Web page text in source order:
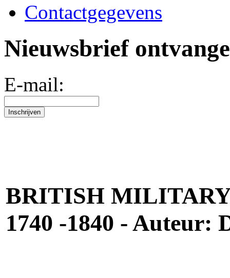
Contactgegevens
Nieuwsbrief
E-mail:
BRITISH
1740 -1840 - Auteur: